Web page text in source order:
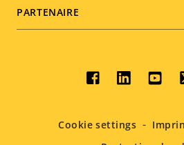
PARTENAIRE
Social
menu
Cookie settings